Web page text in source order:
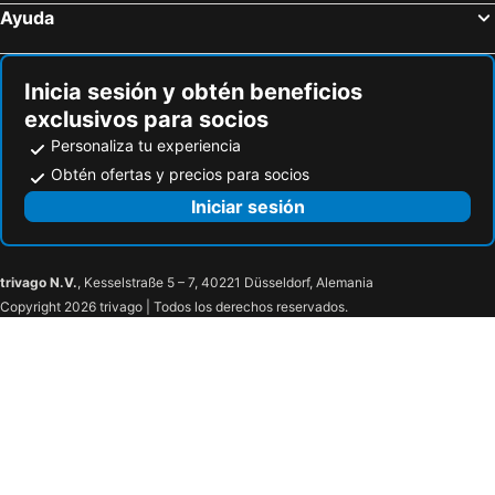
Hoteles en Bornheim / Rhein
Ayuda
Inicia sesión y obtén beneficios
exclusivos para socios
Personaliza tu experiencia
Obtén ofertas y precios para socios
Iniciar sesión
trivago N.V., Kesselstraße 5 – 7, 40221 Düsseldorf, Alemania
Copyright 2026 trivago | Todos los derechos reservados.